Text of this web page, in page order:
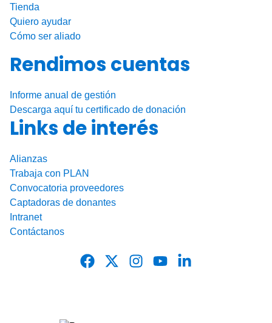
Tienda
Quiero ayudar
Cómo ser aliado
Rendimos cuentas
Informe anual de gestión
Descarga aquí tu certificado de donación
Links de interés
Alianzas
Trabaja con PLAN
Convocatoria proveedores
Captadoras de donantes
Intranet
Contáctanos